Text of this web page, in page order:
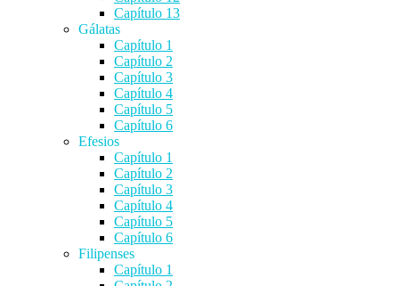
Capítulo 13
Gálatas
Capítulo 1
Capítulo 2
Capítulo 3
Capítulo 4
Capítulo 5
Capítulo 6
Efesios
Capítulo 1
Capítulo 2
Capítulo 3
Capítulo 4
Capítulo 5
Capítulo 6
Filipenses
Capítulo 1